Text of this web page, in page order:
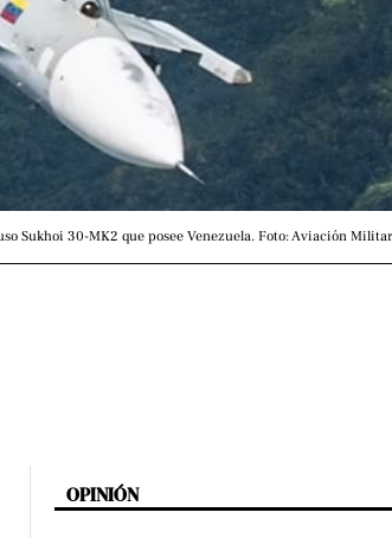
Sukhoi 30-MK2 que posee Venezuela. Foto: Aviación
OPINIÓN